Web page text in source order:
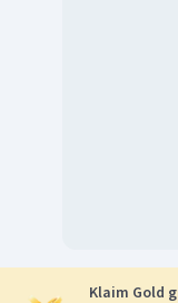
Klaim Gold